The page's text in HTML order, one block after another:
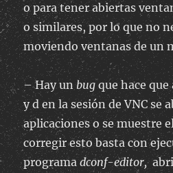
o para tener abiertas
o similares, por lo que no
moviendo ventanas de un
– Hay unbug que hace
y d en la sesión de VNC se
aplicaciones o se muestre
corregir esto basta con
programadconf-editor,